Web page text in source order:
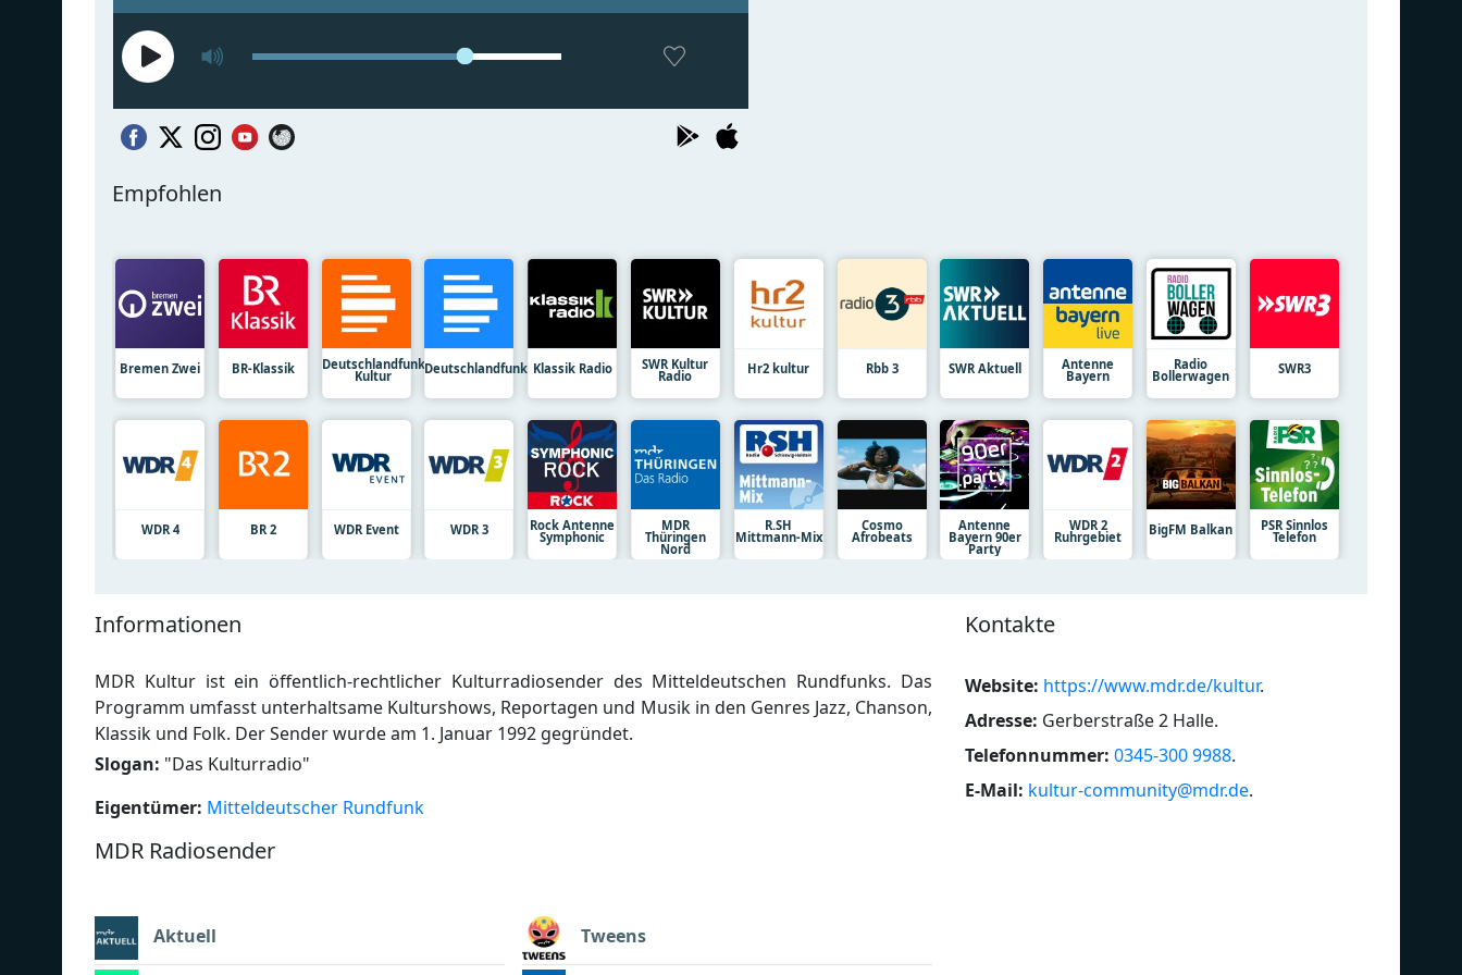
Empfohlen
Bremen Zwei BR-Klassik Deutschlandfunk
Kultur Deutschlandfunk Klassik Radio SWR Kultur
Radio Hr2 kultur Rbb 3 SWR Aktuell Antenne
Bayern
Radio
Bollerwagen SWR3
WDR 4 BR 2 WDR Event WDR 3 Rock Antenne
Symphonic
MDR
Thüringen
Nord
R.SH
Mittmann-Mix
Cosmo
Afrobeats
Antenne
Bayern 90er
Party
WDR 2
Ruhrgebiet BigFM Balkan PSR Sinnlos
Telefon
Informationen
MDR Kultur ist ein öffentlich-rechtlicher Kulturradiosender des Mitteldeutschen Rundfunks. Das
Programm umfasst unterhaltsame Kulturshows, Reportagen und Musik in den Genres Jazz, Chanson,
Klassik und Folk. Der Sender wurde am 1. Januar 1992 gegründet.
Slogan: "Das Kulturradio"
Eigentümer: Mitteldeutscher Rundfunk
MDR Radiosender
Aktuell Tweens
Kontakte
Website: https://www.mdr.de/kultur.
Adresse: Gerberstraße 2 Halle.
Telefonnummer: 0345-300 9988.
E-Mail: kultur-community@mdr.de.